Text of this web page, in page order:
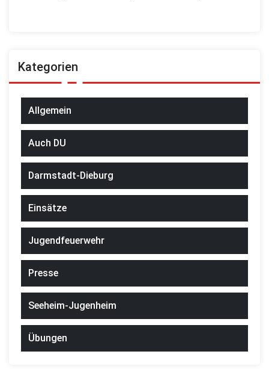
Kategorien
Allgemein
Auch DU
Darmstadt-Dieburg
Einsätze
Jugendfeuerwehr
Presse
Seeheim-Jugenheim
Übungen